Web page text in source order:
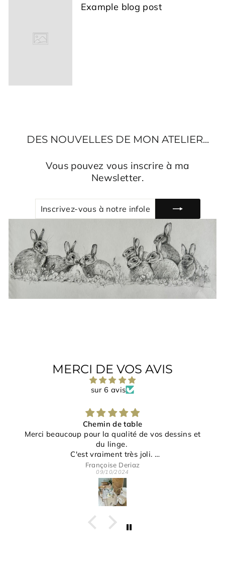
Example blog post
DES NOUVELLES DE MON ATELIER...
Vous pouvez vous inscrire à ma
Newsletter.
VOUS
À
INFOLETTRE
MERCI DE VOS AVIS
sur 6 avis
vos dessins et
Bravo à l'artiste pour ce